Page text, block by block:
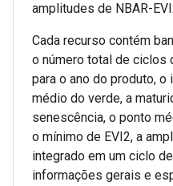
amplitudes de NBAR-
Cada recurso contém
o número total de ciclos
para o ano do produto,
médio do verde, a
senescência, o ponto
o mínimo de EVI2, a
integrado em um ciclo
informações gerais e